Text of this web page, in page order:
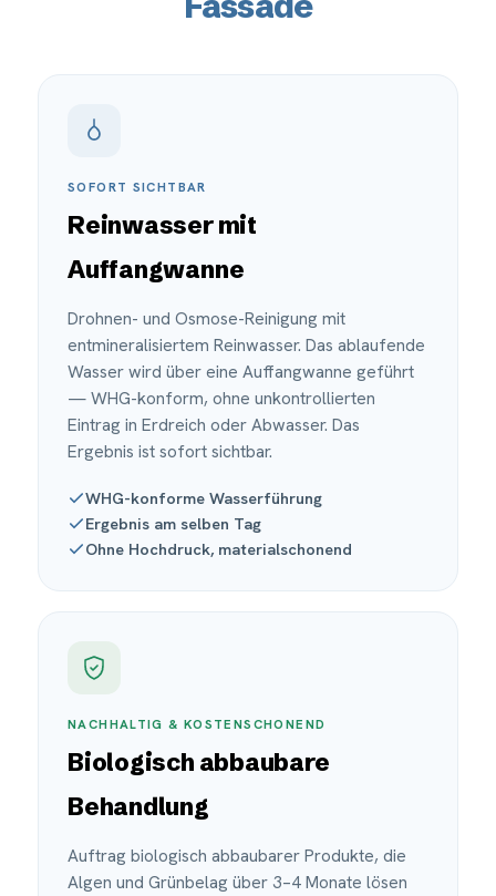
SOFORT SICHTBAR
Reinwasser mit
Auffangwanne
Drohnen- und Osmose-Reinigung mit
entmineralisiertem Reinwasser. Das ablaufende
Wasser wird über eine Auffangwanne geführt
— WHG-konform, ohne unkontrollierten
Eintrag in Erdreich oder Abwasser. Das
Ergebnis ist sofort sichtbar.
WHG-konforme Wasserführung
Ergebnis am selben Tag
Ohne Hochdruck, materialschonend
NACHHALTIG & KOSTENSCHONEND
Biologisch abbaubare
Behandlung
Auftrag biologisch abbaubarer Produkte, die
Algen und Grünbelag über 3–4 Monate lösen